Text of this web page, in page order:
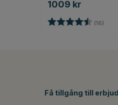
1009 kr
Betyg: (16)
Få tillgång till